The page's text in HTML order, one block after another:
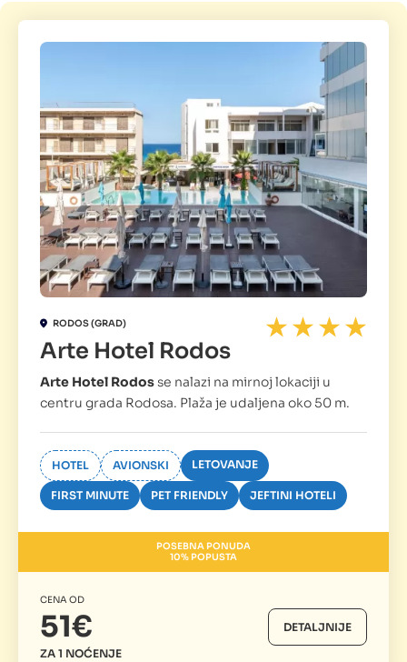
RODOS (GRAD)
Arte Hotel Rodos
Arte Hotel Rodosse nalazi na mirnoj lokaciji u
centru grada Rodosa. Plaža je udaljena oko 50 m.
HOTEL AVIONSKI LETOVANJE
FIRST MINUTE PET FRIENDLY JEFTINI HOTELI
POSEBNA PONUDA
10% POPUSTA
CENA OD
51€
ZA 1 NOĆENJE
DETALJNIJE